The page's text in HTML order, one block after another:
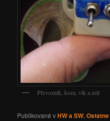
Převozník, koza, vlk a zelí
Publikované vHW a SW,Ostatne